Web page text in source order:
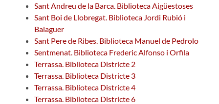
Sant Andreu de la Barca. Biblioteca Aigüestoses
Sant Boi de Llobregat. Biblioteca Jordi Rubió i
Balaguer
Sant Pere de Ribes. Biblioteca Manuel de Pedrolo
Sentmenat. Biblioteca Frederic Alfonso i Orfila
Terrassa. Biblioteca Districte 2
Terrassa. Biblioteca Districte 3
Terrassa. Biblioteca Districte 4
Terrassa. Biblioteca Districte 6